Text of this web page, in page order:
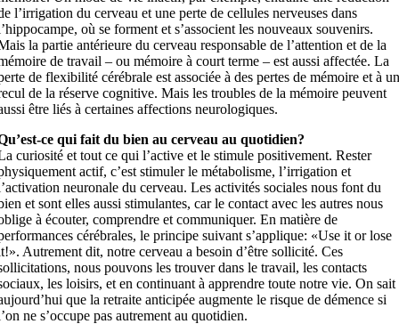
l’irrigation du cerveau et une perte de cellules nerveuses dans
où se forment et s’associent les nouveaux souvenirs.
la partie antérieure du cerveau responsable de l’attention et de la
de travail – ou mémoire à court terme – est aussi affectée. La
de flexibilité cérébrale est associée à des pertes de mémoire et à
de la réserve cognitive. Mais les troubles de la mémoire peuvent
être liés à certaines affections neurologiques.
ce qui fait du bien au cerveau au quotidien?
curiosité et tout ce qui l’active et le stimule positivement. Rester
actif, c’est stimuler le métabolisme, l’irrigation et
neuronale du cerveau. Les activités sociales nous font du
et sont elles aussi stimulantes, car le contact avec les autres nous
à écouter, comprendre et communiquer. En matière de
cérébrales, le principe suivant s’applique: «Use it or lose
Autrement dit, notre cerveau a besoin d’être sollicité. Ces
nous pouvons les trouver dans le travail, les contacts
les loisirs, et en continuant à apprendre toute notre vie. On sait
que la retraite anticipée augmente le risque de démence si
ne s’occupe pas autrement au quotidien.